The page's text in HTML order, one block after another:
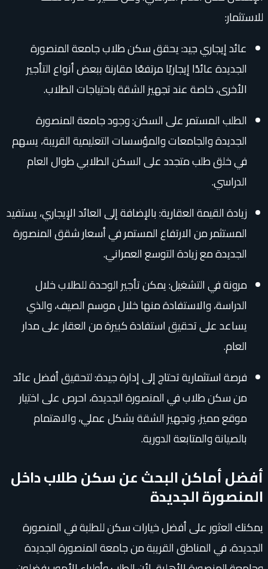
للاستثمار:
عائد إيجاري جيد: يحقق سكن طلاب جامعة المنصورة
الجديدة عائدًا إيجاريًا مرتفعًا مقارنة ببعض أنواع التأجير
الأخرى، خاصة عند تجهيز الشقة باحتياجات الطلاب.
الطلب المستمر على السكن: وجود جامعة المنصورة
الجديدة والجامعات والمؤسسات التعليمية القريبة، يسهم
في خلق طلب متجدد على السكن الطلابي طوال العام
الدراسي.
زيادة القيمة العقارية: بالإضافة إلى العائد الإيجاري، يستفيد
المستثمر من الارتفاع المستمر في أسعار شقق المنصورة
الجديدة مع زيادة التوسع العمراني.
مرونة في التشغيل: يمكن تأجير الوحدة للطلاب خلال
الدراسة، والاستفادة منها خلال موسم الصيف، والذي
يساعد على تحقيق استفادة كبيرة من العقار على مدار
العام.
فرصة استثمارية تحتاج إلى إدارة جيدة: لتحقيق أفضل عائد
من سكن طلاب في المنصورة الجديدة، احرص على اختيار
موقع مميز، وتجهيز الشقة بشكل عملي، والاهتمام
بالصيانة والمتابعة الدورية.
أفضل أماكن البحث عن سكن طلاب داخل
المنصورة الجديدة
يمكنك العثور على أفضل خيارات سكن للطلبة في المنصورة
الجديدة، في المناطق القريبة من جامعة المنصورة الجديدة